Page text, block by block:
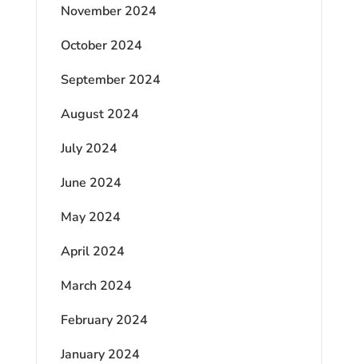
November 2024
October 2024
September 2024
August 2024
July 2024
June 2024
May 2024
April 2024
March 2024
February 2024
January 2024